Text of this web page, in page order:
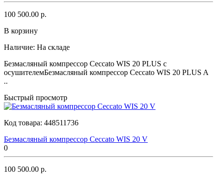
100 500.00 р.
В корзину
Наличие: На складе
Безмасляный компрессор Ceccato WIS 20 PLUS с
осушителемБезмасляный компрессор Ceccato WIS 20 PLUS A
..
Быстрый просмотр
Код товара: 448511736
Безмасляный компрессор Ceccato WIS 20 V
0
100 500.00 р.